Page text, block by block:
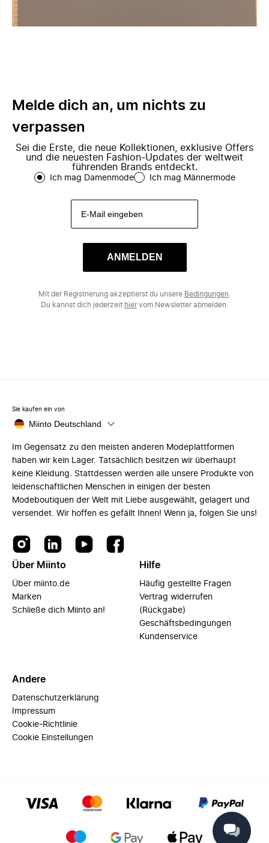
Melde dich an, um nichts zu
verpassen
Sei die Erste, die neue Kollektionen, exklusive Offers
und die neuesten Fashion-Updates der weltweit
führenden Brands entdeckt.
Ich mag Damenmode Ich mag Männermode
ANMELDEN
Mit der Registrierung akzeptierst du unsere Bedingungen
Du kannst dich jederzeit hiervom Newsletter abmelden.
Sie kaufen ein von
Miinto Deutschland
Im Gegensatz zu den meisten anderen Modeplattformen
haben wir kein Lager. Tatsächlich besitzen wir überhaupt
keine Kleidung. Stattdessen werden alle unsere Produkte von
leidenschaftlichen Menschen in einigen der besten
Modeboutiquen der Welt mit Liebe ausgewählt, gelagert und
versendet. Wir hoffen es gefällt Ihnen! Wenn ja, folgen Sie uns!
Über Miinto
Über miinto.de
Marken
Schließe dich Miinto an!
Hilfe
Häufig gestellte Fragen
Vertrag widerrufen
(Rückgabe)
Geschäftsbedingungen
Kundenservice
Andere
Datenschutzerklärung
Impressum
Cookie-Richtlinie
Cookie Einstellungen